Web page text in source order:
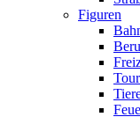
Figuren